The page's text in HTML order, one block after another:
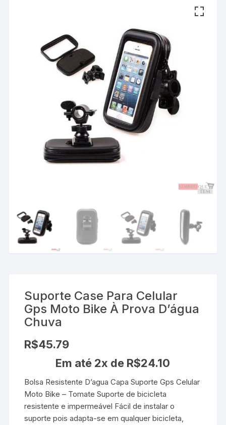
Suporte Case Para Celular
Gps Moto Bike À Prova D’água
Chuva
R$45.79
Em até 2x de R$24.10
Bolsa Resistente D’agua Capa Suporte Gps Celular
Moto Bike – Tomate Suporte de bicicleta
resistente e impermeável Fácil de instalar o
suporte pois adapta-se em qualquer bicicleta,